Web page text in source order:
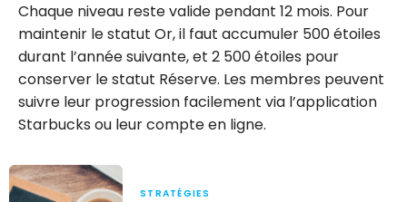
Chaque niveau reste valide pendant 12 mois. Pour
maintenir le statut Or, il faut accumuler 500 étoiles
durant l’année suivante, et 2 500 étoiles pour
conserver le statut Réserve. Les membres peuvent
suivre leur progression facilement via l’application
Starbucks ou leur compte en ligne.
STRATÉGIES